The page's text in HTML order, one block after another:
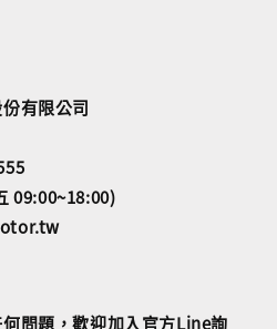
有限公司
09:00~18:00)
問題，歡迎加入官方Line詢